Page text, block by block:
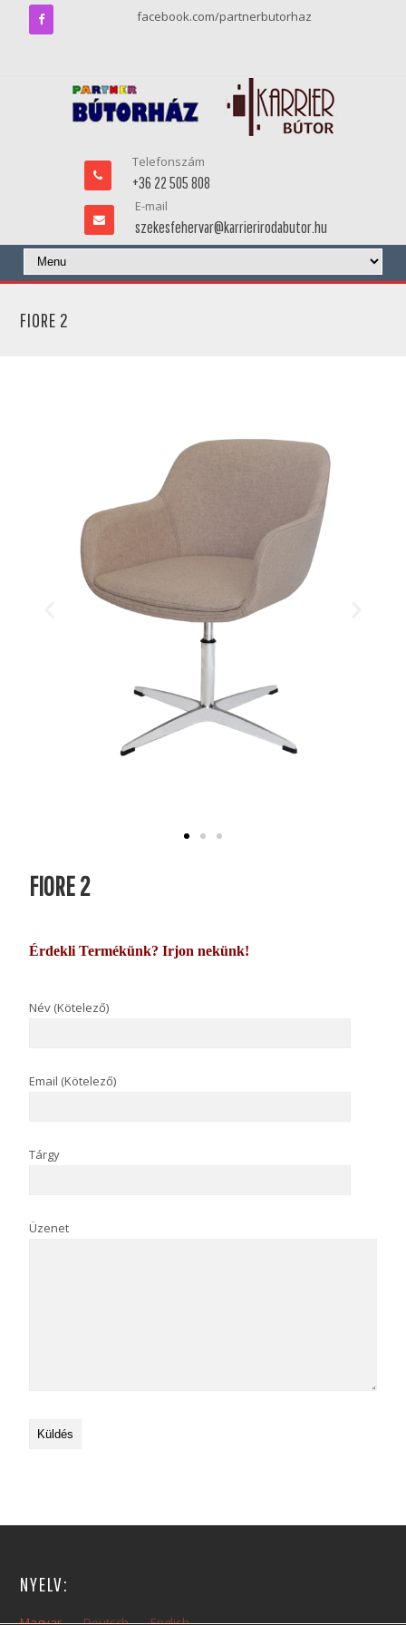
facebook.com/partnerbutorhaz
Telefonszám
+36 22 505 808
E-mail
szekesfehervar@karrierirodabutor.hu
FIORE 2
FIORE 2
Érdekli Termékünk? Irjon nekünk!
Név (Kötelező)
Email (Kötelező)
Tárgy
Üzenet
NYELV: